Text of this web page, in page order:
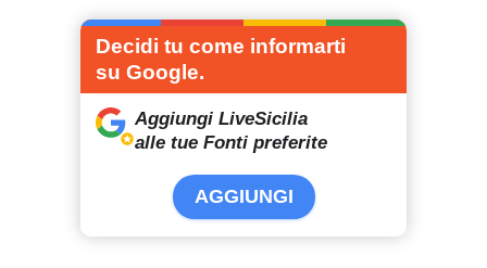
Decidi tu come informarti
su Google.
Aggiungi LiveSicilia
alle tue Fonti preferite
AGGIUNGI